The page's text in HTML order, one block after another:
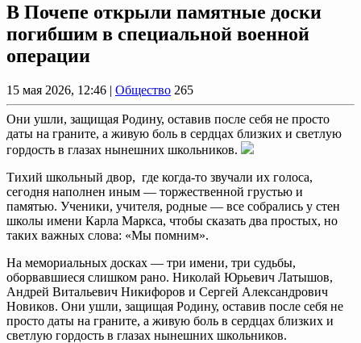
В Почепе открыли памятные доски
погибшим в специальной военной
операции
15 мая 2026, 12:46 | Общество 265
Они ушли, защищая Родину, оставив после себя не просто
даты на граните, а живую боль в сердцах близких и светлую
гордость в глазах нынешних школьников.
Тихий школьный двор, где когда-то звучали их голоса,
сегодня наполнен иным — торжественной грустью и
памятью. Ученики, учителя, родные — все собрались у стен
школы имени Карла Маркса, чтобы сказать два простых, но
таких важных слова: «Мы помним».
На мемориальных досках — три имени, три судьбы,
оборвавшиеся слишком рано. Николай Юрьевич Латышов,
Андрей Витальевич Никифоров и Сергей Александрович
Новиков. Они ушли, защищая Родину, оставив после себя не
просто даты на граните, а живую боль в сердцах близких и
светлую гордость в глазах нынешних школьников.